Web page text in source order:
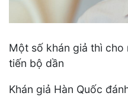
Một số khán giả thì cho
tiến bộ dần
Khán giả Hàn Quốc